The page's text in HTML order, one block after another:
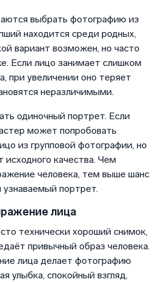
выбрать фотографию из
находится среди родных,
вариант возможен, но часто
Если лицо занимает слишком
при увеличении оно теряет
неразличимыми.
одиночный портрет. Если
может попробовать
из групповой фотографии, но
исходного качества. Чем
человека, тем выше шанс
портрет.
лица
технически хороший снимок,
привычный образ человека.
лица делает фотографию
улыбка, спокойный взгляд,